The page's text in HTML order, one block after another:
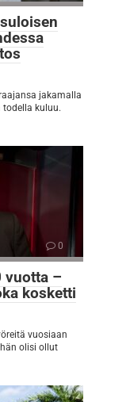
jakamalla
todella kuluu.
0
vuotta –
kosketti
vuosiaan
olisi ollut